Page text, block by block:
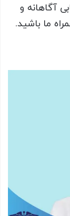
آگاهانه و
ما باشید.